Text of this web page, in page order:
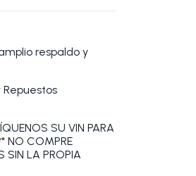
respaldo y
Repuestos
SU VIN PARA
NO COMPRE
SIN LA PROPIA